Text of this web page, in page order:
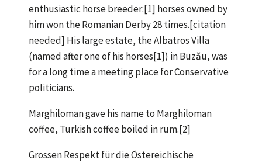
enthusiastic horse breeder:[1] horses owned by
him won the Romanian Derby 28 times.[citation
needed] His large estate, the Albatros Villa
(named after one of his horses[1]) in Buzău, was
for a long time a meeting place for Conservative
politicians.
Marghiloman gave his name to Marghiloman
coffee, Turkish coffee boiled in rum.[2]
Grossen Respekt für die Östereichische